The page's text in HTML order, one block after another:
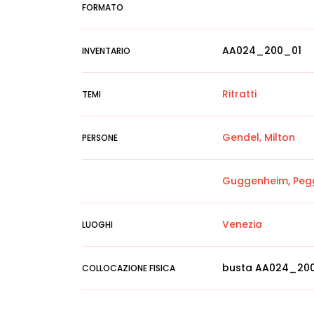
FORMATO
INVENTARIO AA024_200_01
TEMI Ritratti
PERSONE Gendel, Milton
Guggenheim,
LUOGHI Venezia
COLLOCAZIONE FISICA busta